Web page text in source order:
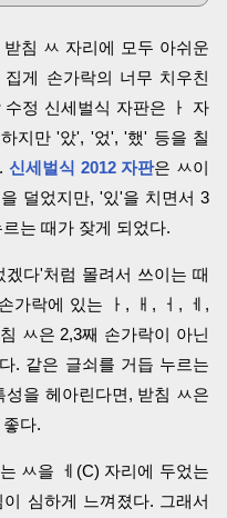
침 ㅆ 자리에 모두 아쉬운
집게 손가락의 너무 치우친
정 신세벌식 자판은 ㅏ 자
지만 '았', '었', '했' 등을 칠
신세벌식 2012 자판은 ㅆ이
덜었지만, '있'을 치면서 3
는 때가 잦게 되었다.
다'처럼 몰려서 쓰이는 때
가락에 있는 ㅏ, ㅐ, ㅓ, ㅔ,
ㅆ은 2,3째 손가락이 아닌
. 같은 글쇠를 거듭 누르는
을 헤아린다면, 받침 ㅆ은
다.
ㅆ을 ㅔ(C) 자리에 두었는
심하게 느껴졌다. 그래서